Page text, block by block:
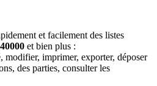
et facilement des listes
et bien plus :
modifier, imprimer, exporter, déposer
des parties, consulter les